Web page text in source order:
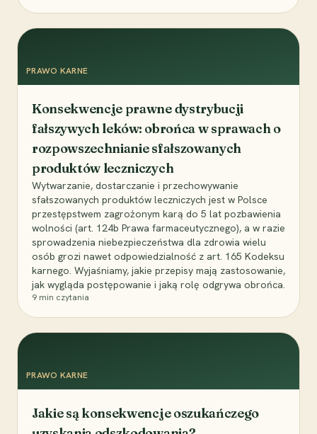
PRAWO KARNE
Konsekwencje prawne dystrybucji
fałszywych leków: obrońca w sprawach o
rozpowszechnianie sfałszowanych
produktów leczniczych
Wytwarzanie, dostarczanie i przechowywanie
sfałszowanych produktów leczniczych jest w Polsce
przestępstwem zagrożonym karą do 5 lat pozbawienia
wolności (art. 124b Prawa farmaceutycznego), a w razie
sprowadzenia niebezpieczeństwa dla zdrowia wielu
osób grozi nawet odpowiedzialność z art. 165 Kodeksu
karnego. Wyjaśniamy, jakie przepisy mają zastosowanie,
jak wygląda postępowanie i jaką rolę odgrywa obrońca.
9 min czytania
PRAWO KARNE
Jakie są konsekwencje oszukańczego